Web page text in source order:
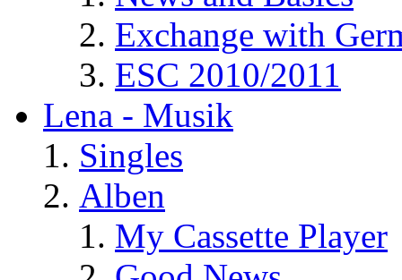
Exchange with
ESC 2010/2011
Lena - Musik
Singles
Alben
My Cassette Player